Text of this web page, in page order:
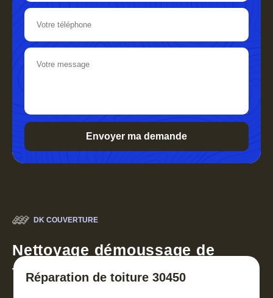
DK COUVERTURE
Nettoyage démoussage de
toiture 30
Réparation de toiture 30450